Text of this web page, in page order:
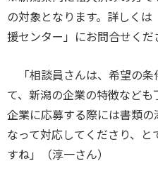
の対象となります。詳しく
援センター」にお問合せくだ
「相談員さんは、希望の
て、新潟の企業の特徴なども
企業に応募する際には書類
なって対応してくださり、
すね」（淳一さん）